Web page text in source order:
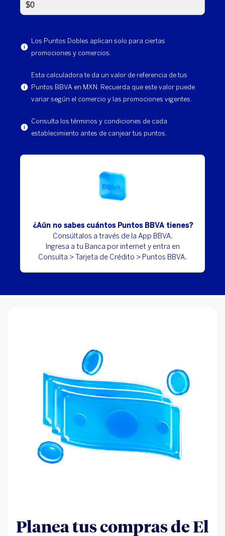
Los Puntos Dobles aplican solo para ciertas
promociones y comercios.
Esta calculadora te da un valor de referencia de tus
Puntos BBVA en MXN. Recuerda que este valor puede
variar según el comercio y las promociones vigentes.
Consulta los términos y condiciones de cada
establecimiento antes de canjear tus puntos.
¿Aún no sabes cuántos Puntos BBVA tienes?
Consúltalos a través de la App BBVA.
Ingresa a tu Banca por internet y entra en
Consulta > Tarjeta de Crédito > Puntos BBVA.
Planea tus compras de El